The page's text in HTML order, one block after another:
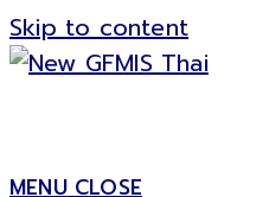
Skip to content
MENU CLOSE